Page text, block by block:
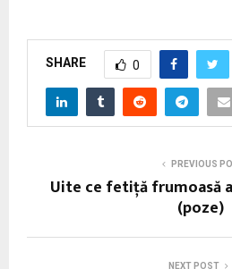
SHARE 0
PREVIOUS
Uite ce fetiță frumoasă
(poze)
NEXT POST